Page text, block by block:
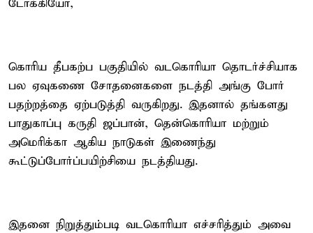
டோக்கியோ,
கொரிய தீபகற்ப பகுதியில் வடகொரியா தொடர்ச்சியாக
பல ஏவுகணை சோதனைகளை நடத்தி அங்கு போர்
பதற்றத்தை ஏற்படுத்தி வருகிறது. இதனால் தங்களது
பாதுகாப்பு கருதி ஜப்பான், தென்கொரியா மற்றும்
அமெரிக்கா ஆகிய நாடுகள் இணைந்து
கூட்டுப்போர்ப்பயிற்சியை நடத்தியது.
இதனை நிறுத்தும்படி வடகொரியா எச்சரித்தும் அவை